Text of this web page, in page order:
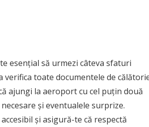
esențial să urmezi câteva sfaturi
toate documentele de
ajungi la aeroport cu cel puțin două
și eventualele surprize.
și asigură-te că respectă